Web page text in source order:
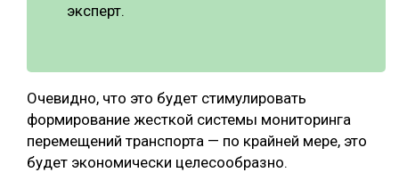
эксперт.
Очевидно, что это будет стимулировать
формирование жесткой системы мониторинга
перемещений транспорта — по крайней мере, это
будет экономически целесообразно.